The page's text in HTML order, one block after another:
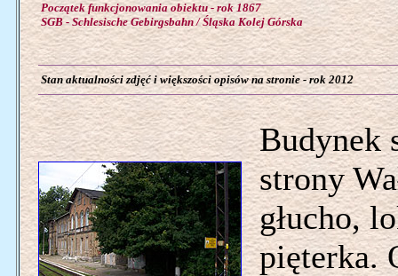
Początek funkcjonowania obiektu - rok 1867
SGB - Schlesische Gebirgsbahn / Śląska Kolej Górska
Stan aktualności zdjęć i większości opisów na stronie - rok 2012
Budynek
strony
głucho,
pięterka.